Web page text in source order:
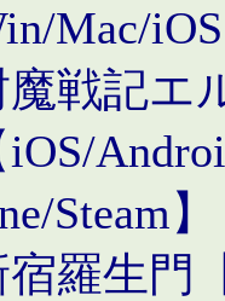
Mac/
魔戦記エ
iOS/
Steam
宿羅生門